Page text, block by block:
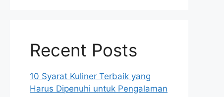
Recent Posts
10 Syarat Kuliner Terbaik yang
Harus Dipenuhi untuk Pengalaman